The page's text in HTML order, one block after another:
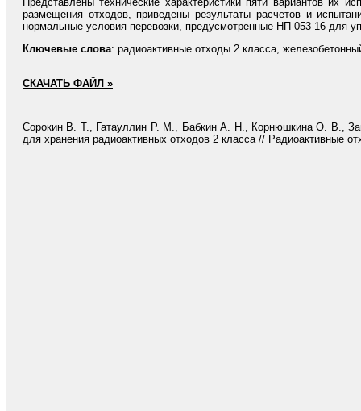
размещения отходов, приведены результаты расчетов и
нормальные условия перевозки, предусмотренные НП-053-16 для
Ключевые слова: радиоактивные отходы 2 класса,
СКАЧАТЬ ФАЙЛ »
Сорокин В. Т., Гатауллин Р. М., Бабкин А. Н., Корнюшкина О. В.,
для хранения радиоактивных отходов 2 класса // Радиоактивные